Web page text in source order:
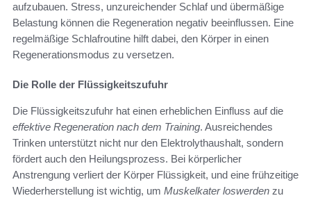
aufzubauen. Stress, unzureichender Schlaf und übermäßige
Belastung können die Regeneration negativ beeinflussen. Eine
regelmäßige Schlafroutine hilft dabei, den Körper in einen
Regenerationsmodus zu versetzen.
Die Rolle der Flüssigkeitszufuhr
Die Flüssigkeitszufuhr hat einen erheblichen Einfluss auf die
effektive Regeneration nach dem Training. Ausreichendes
Trinken unterstützt nicht nur den Elektrolythaushalt, sondern
fördert auch den Heilungsprozess. Bei körperlicher
Anstrengung verliert der Körper Flüssigkeit, und eine frühzeitige
Wiederherstellung ist wichtig, um Muskelkater loswerden zu